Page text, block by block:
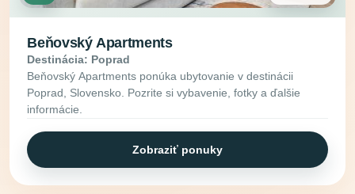
Beňovský Apartments
Destinácia: Poprad
Beňovský Apartments ponúka ubytovanie v destinácii
Poprad, Slovensko. Pozrite si vybavenie, fotky a ďalšie
informácie.
Zobraziť ponuky